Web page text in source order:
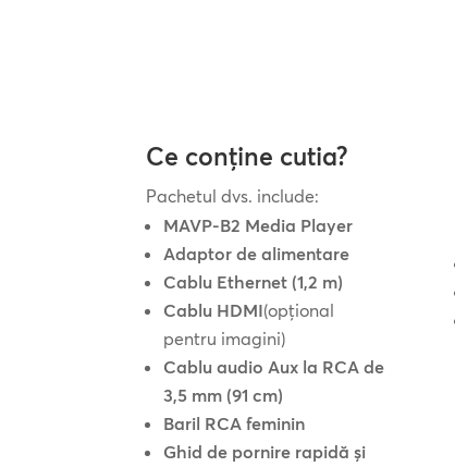
Ce conține cutia?
Pachetul dvs. include:
MAVP-B2 Media Player
Adaptor de alimentare
Cablu Ethernet (1,2 m)
Cablu HDMI(opțional
pentru imagini)
Cablu audio Aux la RCA de
3,5 mm (91 cm)
Baril RCA feminin
Ghid de pornire rapidă și